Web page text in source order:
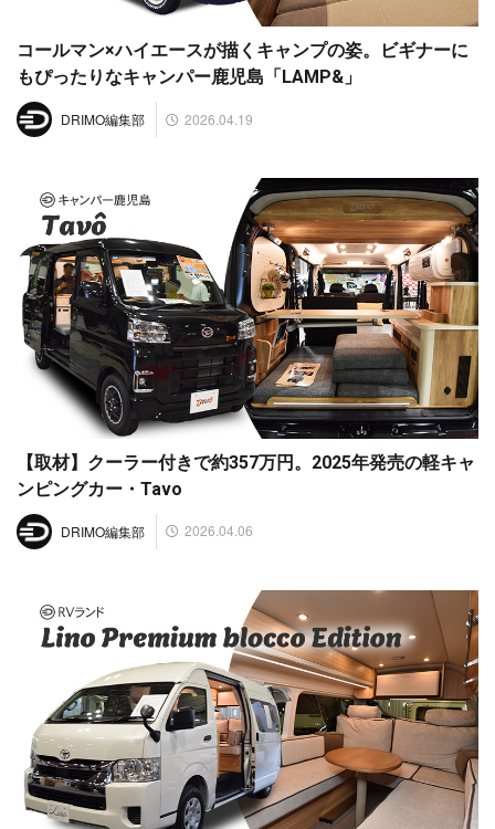
コールマン×ハイエースが描くキャンプの姿。ビギナーに
もぴったりなキャンパー鹿児島「LAMP&」
DRIMO編集部 2026.04.19
【取材】クーラー付きで約357万円。2025年発売の軽キャ
ンピングカー・Tavo
DRIMO編集部 2026.04.06